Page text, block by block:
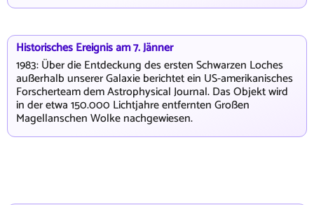
Historisches Ereignis am 7. Jänner
1983: Über die Entdeckung des ersten Schwarzen Loches
außerhalb unserer Galaxie berichtet ein US-amerikanisches
Forscherteam dem Astrophysical Journal. Das Objekt wird
in der etwa 150.000 Lichtjahre entfernten Großen
Magellanschen Wolke nachgewiesen.